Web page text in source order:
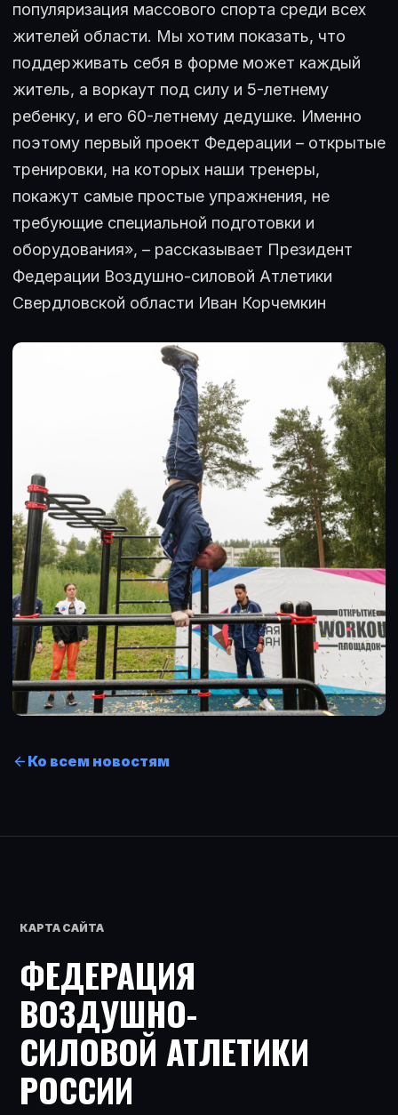
популяризация массового спорта среди всех
жителей области. Мы хотим показать, что
поддерживать себя в форме может каждый
житель, а воркаут под силу и 5-летнему
ребенку, и его 60-летнему дедушке. Именно
поэтому первый проект Федерации – открытые
тренировки, на которых наши тренеры,
покажут самые простые упражнения, не
требующие специальной подготовки и
оборудования», – рассказывает Президент
Федерации Воздушно-силовой Атлетики
Свердловской области Иван Корчемкин
Ко всем новостям
КАРТА САЙТА
ФЕДЕРАЦИЯ
ВОЗДУШНО-
СИЛОВОЙ АТЛЕТИКИ
РОССИИ